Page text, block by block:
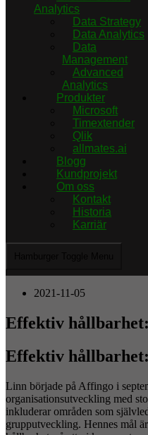
Analytics
Data Strategy
Data Analytics
Data
Management
Advanced
Analytics
Produkter
Microsoft
Timextender
Qlik
allmates.ai
Blogg
Kundprojekt
Om oss
Kontakt
Historia
Karriär
2021-11-05
Effektiv
Effektiv
Linn började på Affingo i
organisationsutveckling med
inkluderar områden som
grupputveckling. Hennes mål